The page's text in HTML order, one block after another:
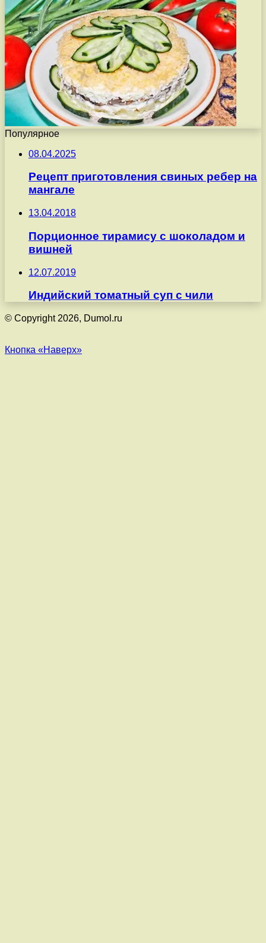
Популярное
08.04.2025
Рецепт приготовления свиных ребер на
мангале
13.04.2018
Порционное тирамису с шоколадом и
вишней
12.07.2019
Индийский томатный суп с чили
© Copyright 2026, Dumol.ru
Кнопка «Наверх»